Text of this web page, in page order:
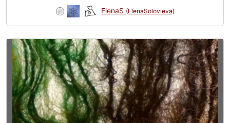
ElenaS (ElenaSolovieva)